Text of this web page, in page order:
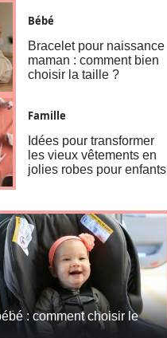
Bébé
Bracelet pour naissance
maman : comment bien
choisir la taille ?
Famille
Idées pour transformer
les vieux vêtements en
jolies robes pour enfants
: comment choisir le